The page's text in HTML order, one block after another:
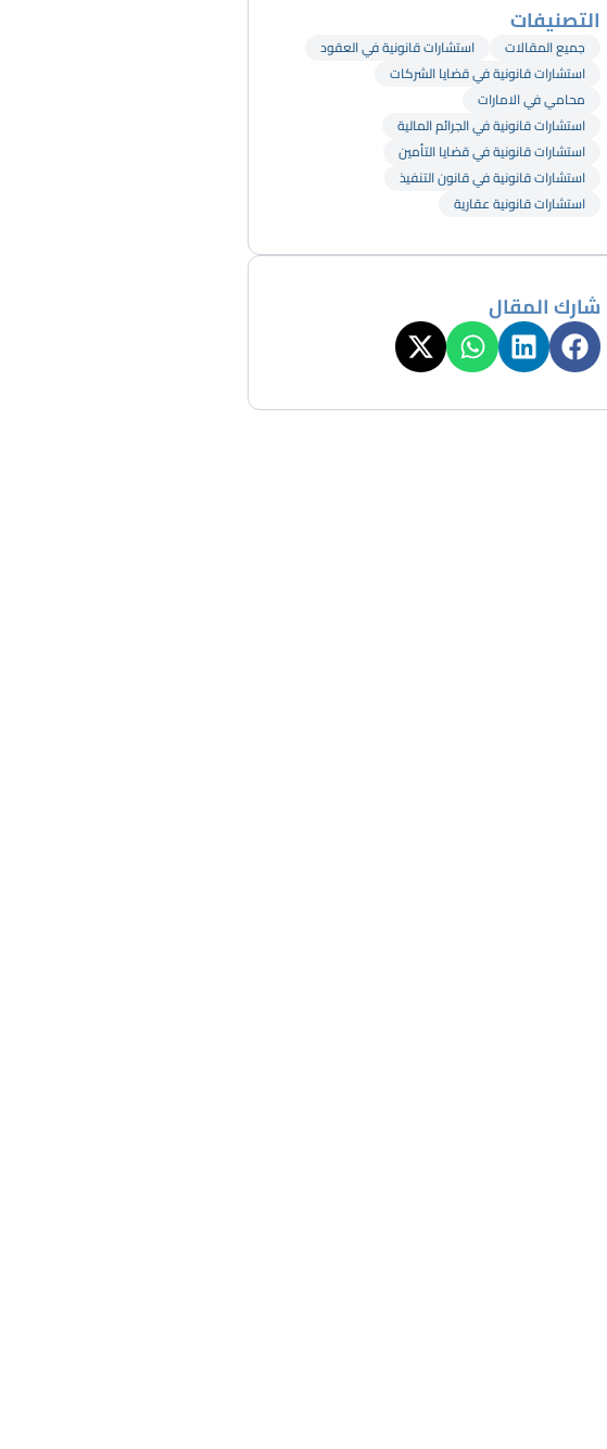
التصنيفات
جميع المقالات
استشارات قانونية في العقود
استشارات قانونية في قضايا الشركات
محامي في الامارات
استشارات قانونية في الجرائم المالية
استشارات قانونية في قضايا التأمين
استشارات قانونية في قانون التنفيذ
استشارات قانونية عقارية
شارك المقال